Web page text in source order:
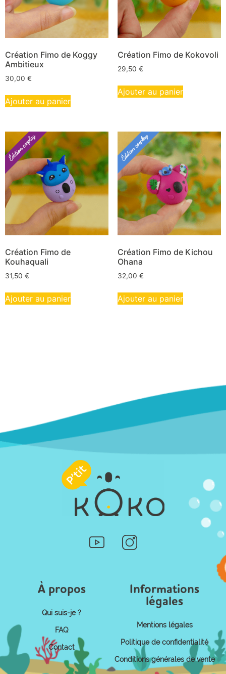
Création Fimo de Koggy
Ambitieux
30,00 €
Ajouter au panier
Création Fimo de Kokovoli
29,50 €
Ajouter au panier
Création Fimo de
Kouhaquali
31,50 €
Ajouter au panier
Création Fimo de Kichou
Ohana
32,00 €
Ajouter au panier
À propos
Qui suis-je ?
FAQ
Contact
Informations
légales
Mentions légales
Politique de confidentialité
Conditions générales de vente